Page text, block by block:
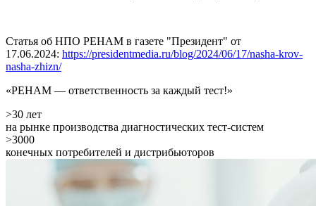
Статья об НПО РЕНАМ в газете "Президент" от
17.06.2024: https://presidentmedia.ru/blog/2024/06/17/nasha-krov-
nasha-zhizn/
«РЕНАМ — ответственность за каждый тест!»
>30 лет
на рынке производства диагностических тест-систем
>3000
конечных потребителей и дистрибьюторов